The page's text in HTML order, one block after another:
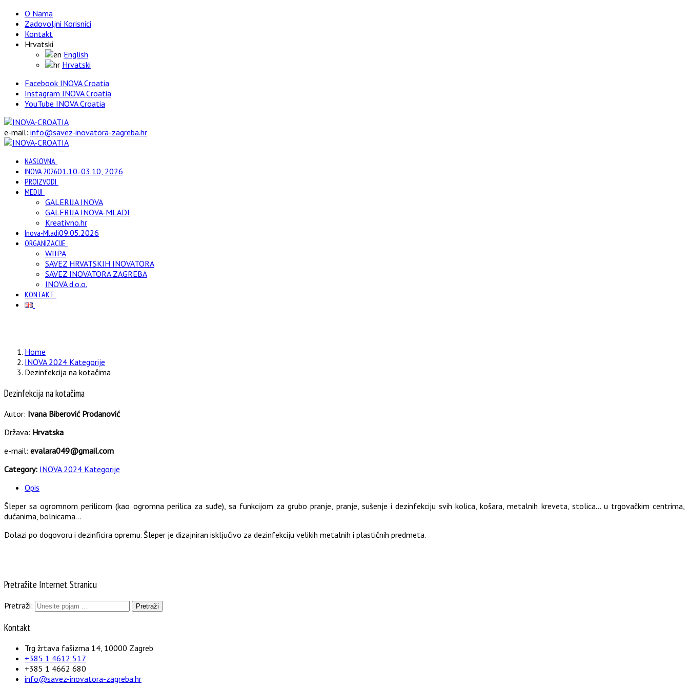
O Nama
Zadovoljni Korisnici
Kontakt
Hrvatski
English
Hrvatski
Facebook INOVA Croatia
Instagram INOVA Croatia
YouTube INOVA Croatia
e-mail: info@savez-inovatora-zagreba.hr
NASLOVNA
INOVA 202601.10.-03.10, 2026
PROIZVODI
MEDIJI
GALERIJA INOVA
GALERIJA INOVA-MLADI
Kreativno.hr
Inova-Mladi09.05.2026
ORGANIZACIJE
WIIPA
SAVEZ HRVATSKIH INOVATORA
SAVEZ INOVATORA ZAGREBA
INOVA d.o.o.
KONTAKT
Home
INOVA 2024 Kategorije
Dezinfekcija na kotačima
Dezinfekcija na kotačima
Autor: Ivana Biberović Prodanović
Država: Hrvatska
e-mail: evalara049@gmail.com
Category: INOVA 2024 Kategorije
Opis
Šleper sa ogromnom perilicom (kao ogromna perilica za suđe), sa funkcijom za grubo pranje, pranje, sušenje i dezinfekciju svih kolica, košara, metalnih kreveta, stolica… u trgovačkim centrima,
dućanima, bolnicama…
Dolazi po dogovoru i dezinficira opremu. Šleper je dizajniran isključivo za dezinfekciju velikih metalnih i plastičnih predmeta.
Pretražite Internet Stranicu
Pretraži:
Kontakt
Trg žrtava fašizma 14, 10000 Zagreb
+385 1 4612 517
+385 1 4662 680
info@savez-inovatora-zagreba.hr